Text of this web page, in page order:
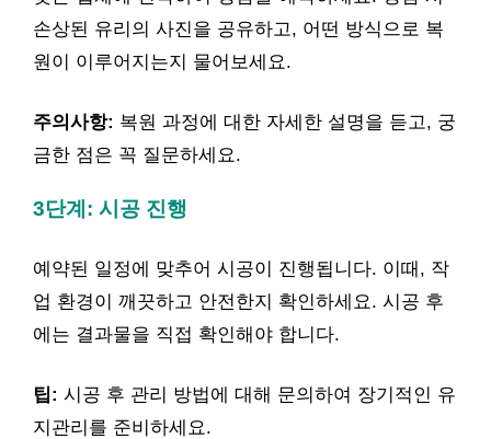
손상된 유리의 사진을 공유하고, 어떤 방식으로 복
원이 이루어지는지 물어보세요.
주의사항: 복원 과정에 대한 자세한 설명을 듣고, 궁
금한 점은 꼭 질문하세요.
3단계: 시공 진행
예약된 일정에 맞추어 시공이 진행됩니다. 이때, 작
업 환경이 깨끗하고 안전한지 확인하세요. 시공 후
에는 결과물을 직접 확인해야 합니다.
팁: 시공 후 관리 방법에 대해 문의하여 장기적인 유
지관리를 준비하세요.